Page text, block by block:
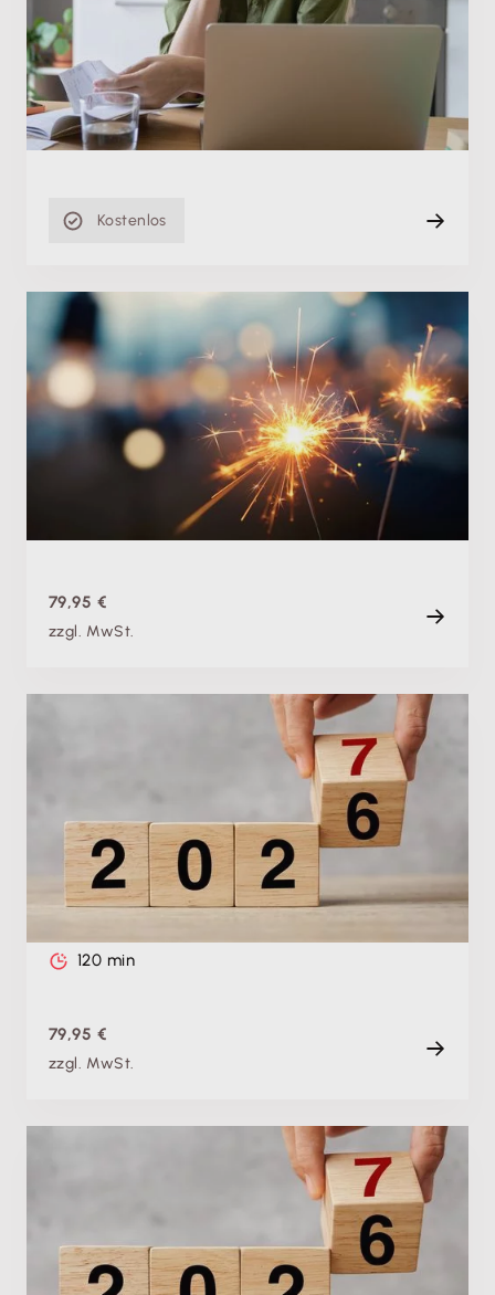
abrechnen
Di. 15.09.2026, 08:00 Uhr
Live
80 min
Kostenlos
Produktschulung
Theorie & Praxis: Jahresabschluss 2026 mit
Lexware lohn+gehalt
Do. 26.11.2026, 09:00 Uhr+ weitere Termine
79,95 €
zzgl. MwSt.
Theorie & Praxis: Jahreswechsel 2026 /27 mit
Lexware buchhaltung sicher durchführen –
Gewinnermittlung: Bilanz
Di. 08.12.2026, 09:00 Uhr
120 min
79,95 €
zzgl. MwSt.
Theorie & Praxis: Jahreswechsel 2026/27 mit
Lexware buchhaltung sicher durchführen –
Gewinnermittlung: EÜR